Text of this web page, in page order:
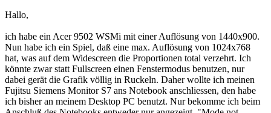
Hallo,
ich habe ein Acer 9502 WSMi mit einer Auflösung von 1440x900.
Nun habe ich ein Spiel, daß eine max. Auflösung von 1024x768
hat, was auf dem Widescreen die Proportionen total verzehrt. Ich
könnte zwar statt Fullscreen einen Fenstermodus benutzen, nur
dabei gerät die Grafik völlig in Ruckeln. Daher wollte ich meinen
Fujitsu Siemens Monitor S7 ans Notebook anschliessen, den habe
ich bisher an meinem Desktop PC benutzt. Nur bekomme ich beim